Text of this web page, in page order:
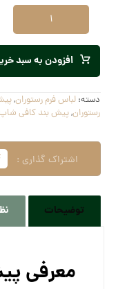
افزودن به سبد
دسته:لباس فرم رستوران,
رستوران,پیش بند کافی
توضیحات
معرفی